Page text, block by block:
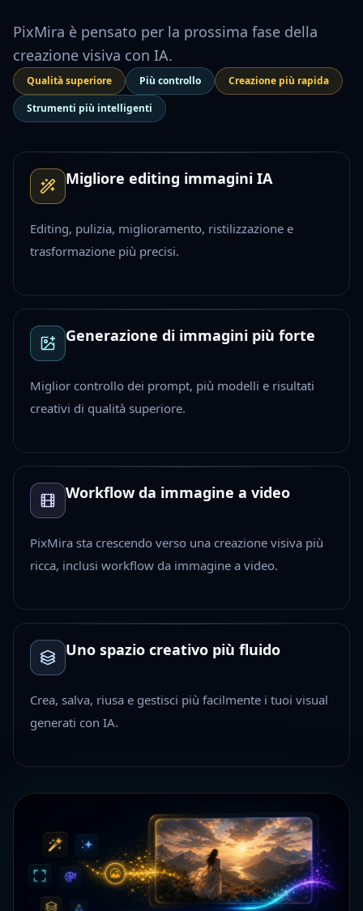
PixMira è pensato per la prossima fase della
creazione visiva con IA.
Qualità superiore Più controllo
Creazione più rapida
Strumenti più intelligenti
Migliore editing immagini IA
Editing, pulizia, miglioramento, ristilizzazione e
trasformazione più precisi.
Generazione di immagini più forte
Miglior controllo dei prompt, più modelli e risultati
creativi di qualità superiore.
Workflow da immagine a video
PixMira sta crescendo verso una creazione visiva più
ricca, inclusi workflow da immagine a video.
Uno spazio creativo più fluido
Crea, salva, riusa e gestisci più facilmente i tuoi visual
generati con IA.